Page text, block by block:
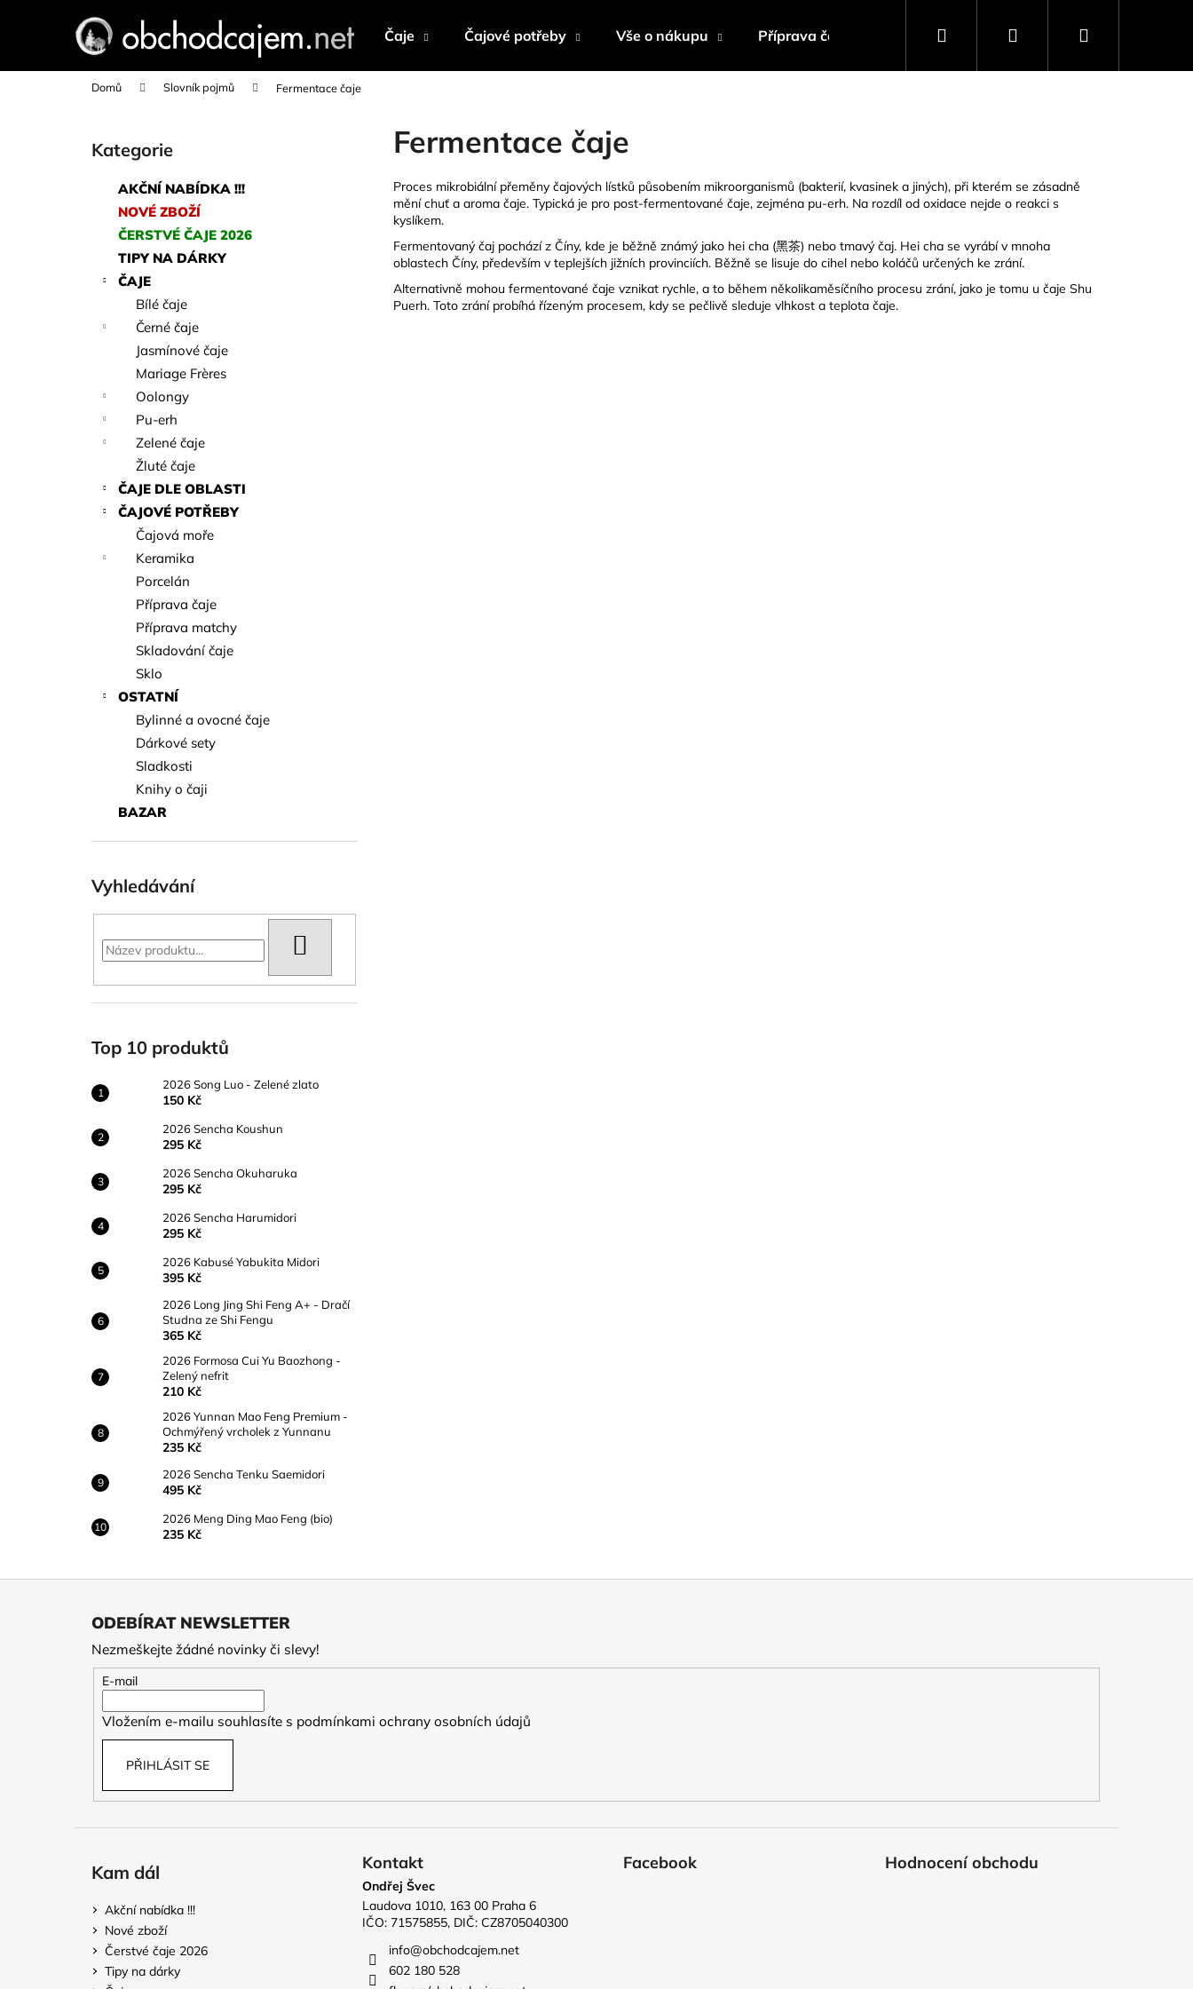
Čaje Čajové potřeby Vše o nákupu Příprava čaje Čajový blogHledat PřihlášeníNákupní
Domů Slovník pojmů Fermentace čaje
Přeskočit
kategorie
Kategorie
AKČNÍ NABÍDKA !!!
NOVÉ ZBOŽÍ
ČERSTVÉ ČAJE 2026
TIPY NA DÁRKY
ČAJE
Bílé čaje
Černé čaje
Jasmínové čaje
Mariage Frères
Oolongy
Pu-erh
Zelené čaje
Žluté čaje
ČAJE DLE OBLASTI
ČAJOVÉ POTŘEBY
Čajová moře
Keramika
Porcelán
Příprava čaje
Příprava matchy
Skladování čaje
Sklo
OSTATNÍ
Bylinné a ovocné čaje
Dárkové sety
Sladkosti
Knihy o čaji
BAZAR
Vyhledávání
Top 10 produktů
2026 Song Luo - Zelené zlato
150 Kč
2026 Sencha Koushun
295 Kč
2026 Sencha Okuharuka
295 Kč
2026 Sencha Harumidori
295 Kč
2026 Kabusé Yabukita Midori
395 Kč
2026 Long Jing Shi Feng A+ - Dračí
Studna ze Shi Fengu
365 Kč
2026 Formosa Cui Yu Baozhong -
Zelený nefrit
210 Kč
2026 Yunnan Mao Feng Premium -
Ochmýřený vrcholek z Yunnanu
235 Kč
2026 Sencha Tenku Saemidori
495 Kč
2026 Meng Ding Mao Feng (bio)
235 Kč
Fermentace čaje
Proces mikrobiální přeměny čajových lístků působením mikroorganismů (bakterií, kvasinek a jiných), při kterém se zásadně
mění chuť a aroma čaje. Typická je pro post‑fermentované čaje, zejména pu‑erh. Na rozdíl od oxidace nejde o reakci s
kyslíkem.
Fermentovaný čaj pochází z Číny, kde je běžně známý jako hei cha (黑茶) nebo tmavý čaj. Hei cha se vyrábí v mnoha
oblastech Číny, především v teplejších jižních provinciích. Běžně se lisuje do cihel nebo koláčů určených ke zrání.
Alternativně mohou fermentované čaje vznikat rychle, a to během několikaměsíčního procesu zrání, jako je tomu u čaje Shu
Puerh. Toto zrání probíhá řízeným procesem, kdy se pečlivě sleduje vlhkost a teplota čaje.
í
Zpět
do
Zpět
do
Doporučujeme
2026 SONG LUO - ZELENÉ ZLATO
150 Kč
ODEBÍRAT NEWSLETTER
Nezmeškejte žádné novinky či slevy!
E-mail
Vložením e-mailu souhlasíte s podmínkami ochrany osobních údajů
PŘIHLÁSIT SE
Kam dál
Akční nabídka !!!
Nové zboží
Čerstvé čaje 2026
Tipy na dárky
Kontakt
Ondřej Švec
Laudova 1010, 163 00 Praha 6
IČO: 71575855, DIČ: CZ8705040300
info@obchodcajem.net
602 180 528
Facebook Hodnocení obchodu